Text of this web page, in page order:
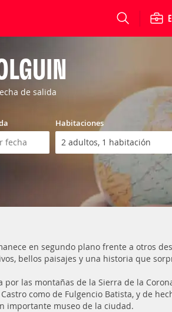
de salida
Habitaciones
en segundo plano frente a otros
bellos paisajes y una historia que
las montañas de la Sierra de la
como de Fulgencio Batista, y de
importante museo de la ciudad.